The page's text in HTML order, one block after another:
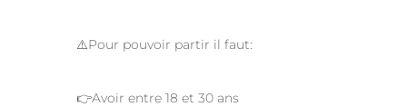
⚠️Pour pouvoir partir il faut:
👉Avoir entre 18 et 30 ans